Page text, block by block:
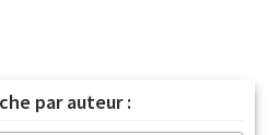
par auteur :